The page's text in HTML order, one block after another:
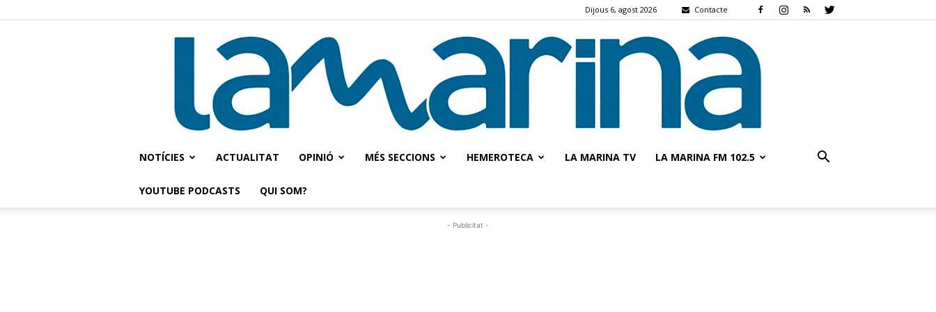
Dijous 6, agost 2026 Contacte
NOTÍCIES ACTUALITAT OPINIÓ MÉS SECCIONS HEMEROTECA LA MARINA TV LA MARINA FM 102.5
YOUTUBE PODCASTS QUI SOM?
- Publicitat -